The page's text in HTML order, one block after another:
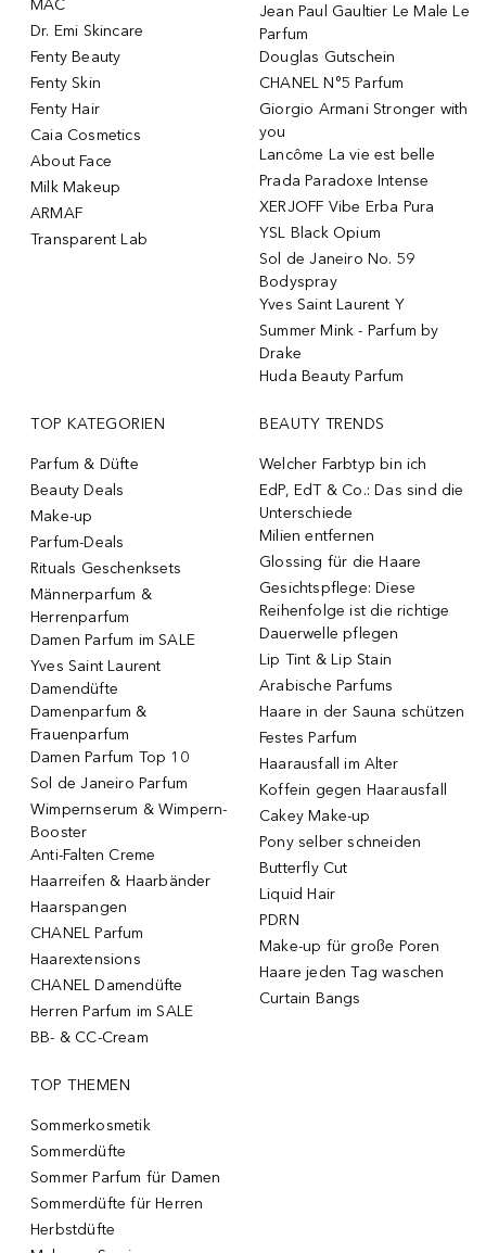
MAC
Dr. Emi Skincare
Fenty Beauty
Fenty Skin
Fenty Hair
Caia Cosmetics
About Face
Milk Makeup
ARMAF
Transparent Lab
Jean Paul Gaultier Le Male Le
Parfum
Douglas Gutschein
CHANEL N°5 Parfum
Giorgio Armani Stronger with
you
Lancôme La vie est belle
Prada Paradoxe Intense
XERJOFF Vibe Erba Pura
YSL Black Opium
Sol de Janeiro No. 59
Bodyspray
Yves Saint Laurent Y
Summer Mink - Parfum by
Drake
Huda Beauty Parfum
TOP KATEGORIEN
Parfum & Düfte
Beauty Deals
Make-up
Parfum-Deals
Rituals Geschenksets
Männerparfum &
Herrenparfum
Damen Parfum im SALE
Yves Saint Laurent
Damendüfte
Damenparfum &
Frauenparfum
Damen Parfum Top 10
Sol de Janeiro Parfum
Wimpernserum & Wimpern-
Booster
Anti-Falten Creme
Haarreifen & Haarbänder
Haarspangen
CHANEL Parfum
Haarextensions
CHANEL Damendüfte
Herren Parfum im SALE
BB- & CC-Cream
BEAUTY TRENDS
Welcher Farbtyp bin ich
EdP, EdT & Co.: Das sind die
Unterschiede
Milien entfernen
Glossing für die Haare
Gesichtspflege: Diese
Reihenfolge ist die richtige
Dauerwelle pflegen
Lip Tint & Lip Stain
Arabische Parfums
Haare in der Sauna schützen
Festes Parfum
Haarausfall im Alter
Koffein gegen Haarausfall
Cakey Make-up
Pony selber schneiden
Butterfly Cut
Liquid Hair
PDRN
Make-up für große Poren
Haare jeden Tag waschen
Curtain Bangs
TOP THEMEN
Sommerkosmetik
Sommerdüfte
Sommer Parfum für Damen
Sommerdüfte für Herren
Herbstdüfte